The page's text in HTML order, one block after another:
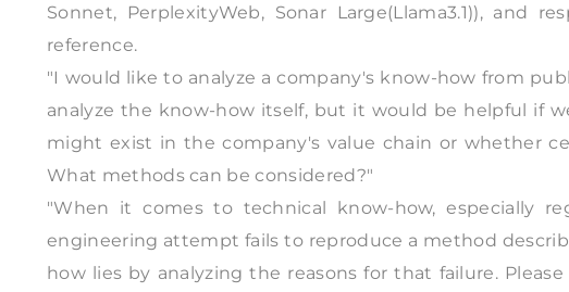
Sonnet, PerplexityWeb, Sonar Large(Llama3.1)), and
reference.
"I would like to analyze a company's know-how from
analyze the know-how itself, but it would be helpful if
might exist in the company's value chain or whether
What methods can be considered?"
"When it comes to technical know-how, especially
engineering attempt fails to reproduce a method
how lies by analyzing the reasons for that failure.